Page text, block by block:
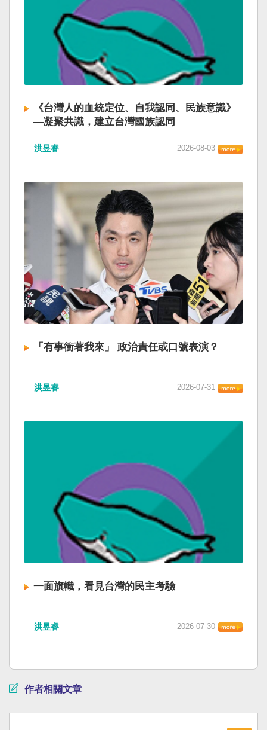
《台灣人的血統定位、自我認同、民族意識》
—凝聚共識，建立台灣國族認同
洪昱睿 2026-08-03
「有事衝著我來」 政治責任或口號表演？
洪昱睿 2026-07-31
一面旗幟，看見台灣的民主考驗
洪昱睿 2026-07-30
作者相關文章